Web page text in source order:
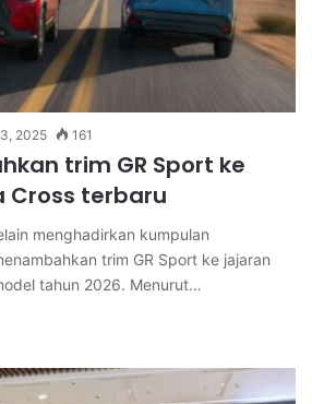
2025 161
trim GR Sport ke
Cross terbaru
menghadirkan kumpulan
trim GR Sport ke jajaran
tahun 2026. Menurut…